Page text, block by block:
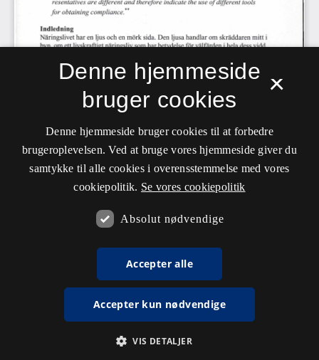
×
Denne hjemmeside
bruger cookies
Denne hjemmeside bruger cookies til at forbedre
brugeroplevelsen. Ved at bruge vores hjemmeside giver du
samtykke til alle cookies i overensstemmelse med vores
cookiepolitik. Se vores cookiepolitik
Absolut nødvendige
Accepter alle
Accepter kun nødvendige
VIS DETALJER